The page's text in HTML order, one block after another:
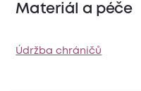
Materiál a péče
Údržba chráničů